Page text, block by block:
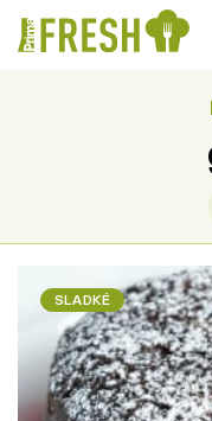
Témata
Recepty
SLADKÉ